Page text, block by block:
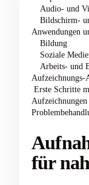
Audio- und
Bildschirm-
Anwendungen
Bildung
Soziale
Arbeits- und
Aufzeichnungs-
Erste Schritte
für